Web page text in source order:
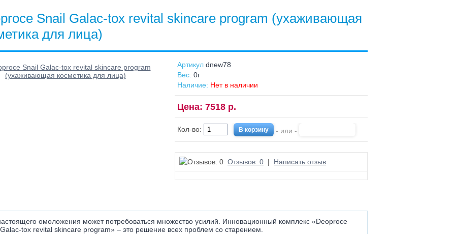
Snail Galac-tox revital skincare program (ухаживающая
для лица)
Артикул dnew78
Вес: 0г
Наличие: Нет в наличии
Цена: 7518 р.
Кол-во: - или -
Отзывов: 0 | Написать отзыв
омоложения может потребоваться множество усилий. Инновационный комплекс «Deoproce
tox revital skincare program» – это решение всех проблем со старением.